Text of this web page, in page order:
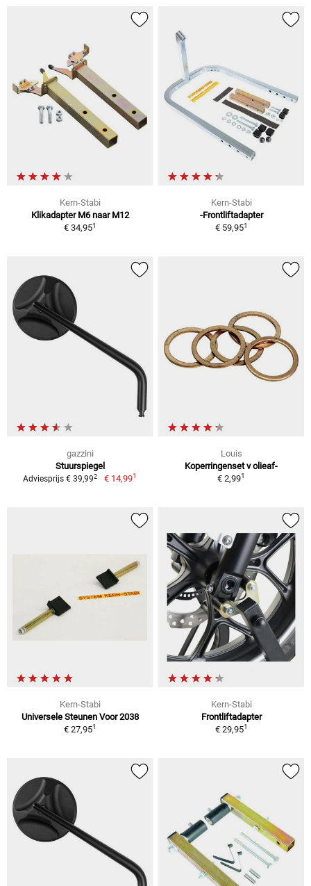
Kern-Stabi
Klikadapter M6 naar M12
€ 34,951
Kern-Stabi
-Frontliftadapter
€ 59,951
gazzini
Stuurspiegel
Adviesprijs € 39,992 € 14,991
Louis
Koperringenset v olieaf-
€ 2,991
Kern-Stabi
Universele Steunen Voor 2038
€ 27,951
Kern-Stabi
Frontliftadapter
€ 29,951